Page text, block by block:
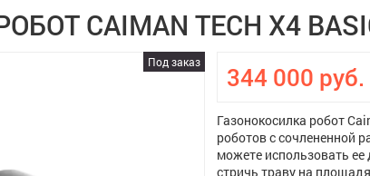
CAIMAN TECH X4
Под заказ 344 000
Газонокосилка робот
роботов с сочлененной
можете использовать
стричь траву на